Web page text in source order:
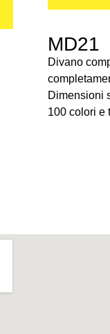
MD21
Divano
Dimensioni
100 colori e